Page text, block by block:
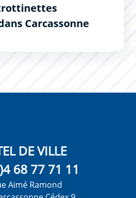
trottinettes
Carcassonne
DE VILLE
68 77 71 11
Aimé Ramond